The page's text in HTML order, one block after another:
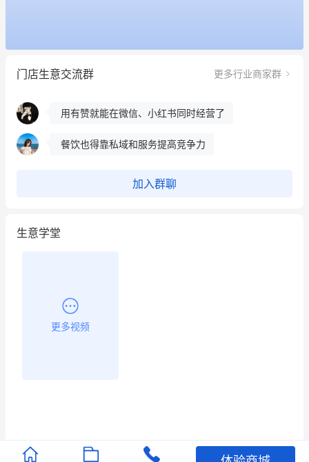
门店生意交流群 更多行业商家群
冰墩墩货源充足需要的联系我
这个营销策划案例推荐大家看一下
用有赞就能在微信、小红书同时经营了
餐饮也得靠私域和服务提高竞争力
加入群聊
生意学堂
更多视频